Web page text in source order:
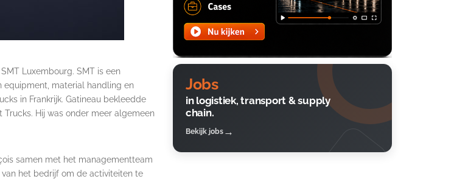
Luxembourg. SMT is een
material handling en
in Frankrijk. Gatineau bekleedde
Trucks. Hij was onder meer algemeen
samen met het managementteam
het bedrijf om de activiteiten te
Jobs
in logistiek, transport & supply
chain.
Bekijk jobs